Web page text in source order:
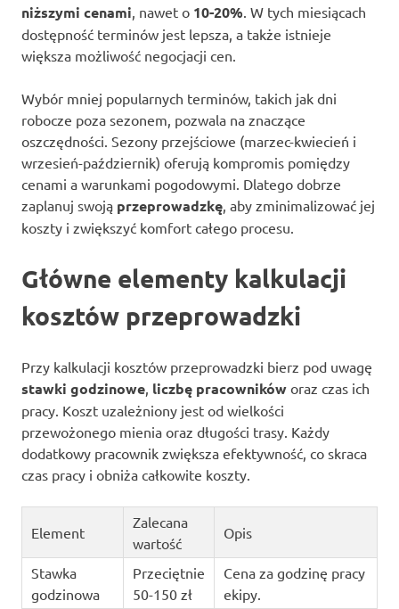
niższymi cenami , nawet o 10-20% . W tych miesiącach
dostępność terminów jest lepsza, a także istnieje
większa możliwość negocjacji cen.
Wybór mniej popularnych terminów, takich jak dni
robocze poza sezonem, pozwala na znaczące
oszczędności. Sezony przejściowe (marzec-kwiecień i
wrzesień-październik) oferują kompromis pomiędzy
cenami a warunkami pogodowymi. Dlatego dobrze
zaplanuj swoją przeprowadzkę , aby zminimalizować jej
koszty i zwiększyć komfort całego procesu.
Główne elementy kalkulacji
kosztów przeprowadzki
Przy kalkulacji kosztów przeprowadzki bierz pod uwagę
stawki godzinowe liczbę pracowników oraz czas ich
pracy. Koszt uzależniony jest od wielkości
przewożonego mienia oraz długości trasy. Każdy
dodatkowy pracownik zwiększa efektywność, co skraca
czas pracy i obniża całkowite koszty.
Element
Zalecana
wartość
Opis
Stawka
godzinowa
Przeciętnie
50-150 zł
Cena za godzinę pracy
ekipy.